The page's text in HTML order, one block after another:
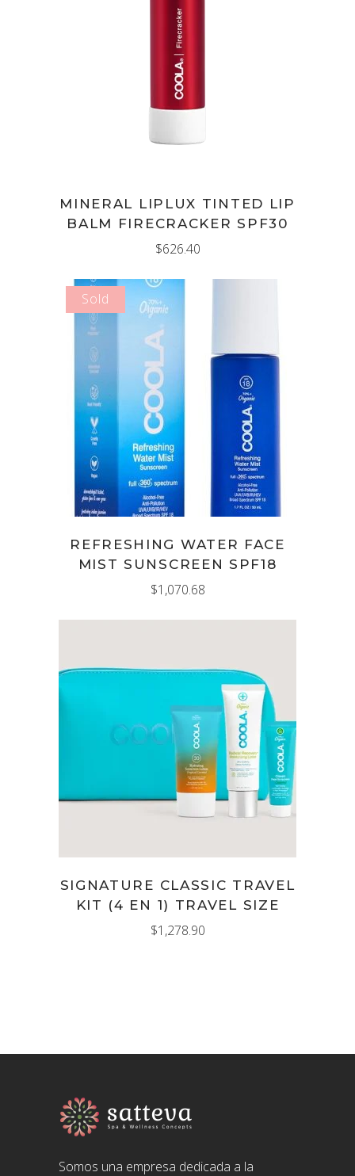
AÑADIR AL CARRITO
MINERAL LIPLUX TINTED LIP
BALM FIRECRACKER SPF30
$626.40
Sold
LEER MÁS
REFRESHING WATER FACE
MIST SUNSCREEN SPF18
$1,070.68
AÑADIR AL CARRITO
SIGNATURE CLASSIC TRAVEL
KIT (4 EN 1) TRAVEL SIZE
$1,278.90
Somos una empresa dedicada a la